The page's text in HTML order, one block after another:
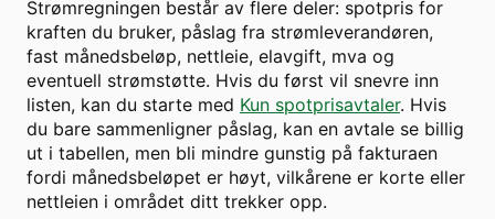
Strømregningen består av flere deler: spotpris for
kraften du bruker, påslag fra strømleverandøren,
fast månedsbeløp, nettleie, elavgift, mva og
eventuell strømstøtte. Hvis du først vil snevre inn
listen, kan du starte med Kun spotprisavtaler. Hvis
du bare sammenligner påslag, kan en avtale se billig
ut i tabellen, men bli mindre gunstig på fakturaen
fordi månedsbeløpet er høyt, vilkårene er korte eller
nettleien i området ditt trekker opp.